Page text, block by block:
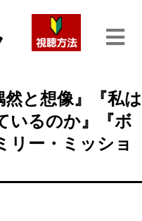
と想像』『私は
いるのか』『ボ
ー・ミッショ